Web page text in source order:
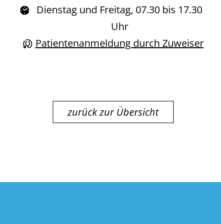
Dienstag und Freitag, 07.30 bis 17.30
Uhr
Patientenanmeldung durch Zuweiser
zurück zur Übersicht